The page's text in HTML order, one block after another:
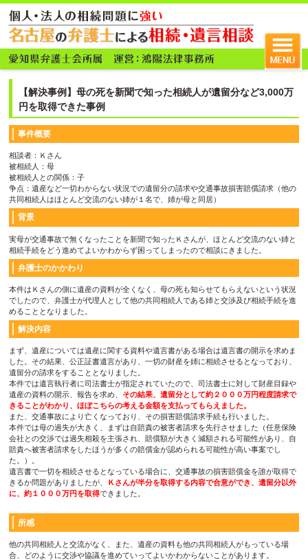
【解決事例】母の死を新聞で知った相続人が遺留分など3,000万
円を取得できた事例
事件概要
相談者：Ｋさん
被相続人：母
被相続人との関係：子
争点：遺産など一切わからない状況での遺留分の請求や交通事故損害賠償請求（他の
共同相続人はほとんど交流のない姉が１名で、姉が母と同居）
背景
実母が交通事故で無くなったことを新聞で知ったＫさんが、ほとんど交流のない姉と
相続手続をどう進めてよいかわからず困ってしまったので相談にきました。
弁護士のかかわり
本件はＫさんの側に遺産の資料が全くなく、母の死も知らせてもらえないという状況
でしたので、弁護士が代理人として他の共同相続人である姉と交渉及び相続手続を進
めることとなりました。
解決内容
まず、遺産については遺産に関する資料や遺言書がある場合は遺言書の開示を求めま
した。その結果、公正証書遺言があり、一切の財産を姉に相続させるとなっており、
遺留分の請求をすることとなりました。
本件では遺言執行者に司法書士が指定されていたので、司法書士に対して財産目録や
遺産の資料の開示、報告を求め、 その結果、遺留分として約２０００万円程度請求で
きることがわかり、ほぼこちらの考える金額を支払ってもらえました。
また、交通事故により亡くなっており、その損害賠償請求手続も行いました。
本件では母の過失が大きく、まずは自賠責の被害者請求を先行させました（任意保険
会社との交渉では過失相殺を主張され、賠償額が大きく減額される可能性があり、自
賠責へ被害者請求をしたほうが多くの賠償金が認められる可能性が高い事案でし
た。）。
遺言書で一切を相続させるとなっている場合に、交通事故の損害賠償金を誰が取得で
きるか問題がありましたが、
Ｋさんが半分を取得する内容で合意ができ、遺留分以外
に、約１０００万円を取得できました。
所感
他の共同相続人と交流がなく、また、遺産の資料も他の共同相続人がもっている場
合、どのように交渉や協議を進めていってよいかわからないことがあります。